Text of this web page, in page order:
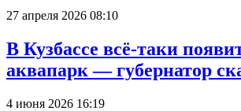
27 апреля 2026 08:10
В Кузбассе всё-таки
аквапарк — губернатор
4 июня 2026 16:19